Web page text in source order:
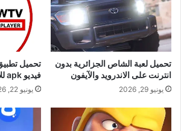
تحميل لعبة الشاص الجزائرية بدون
انترنت على الاندرويد والآيفون
يونيو 29, 2026
فيديو apk للاندرويد
يونيو 22, 2026